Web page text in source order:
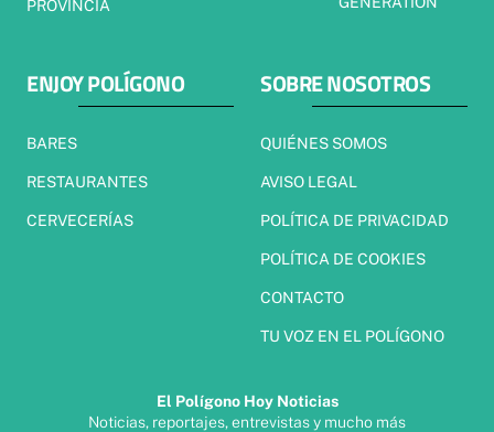
PROVINCIA
ENJOY POLÍGONO
BARES
RESTAURANTES
CERVECERÍAS
SOBRE NOSOTROS
QUIÉNES SOMOS
AVISO LEGAL
POLÍTICA DE PRIVACIDAD
POLÍTICA DE COOKIES
CONTACTO
TU VOZ EN EL POLÍGONO
El Polígono Hoy Noticias
Noticias, reportajes, entrevistas y mucho más